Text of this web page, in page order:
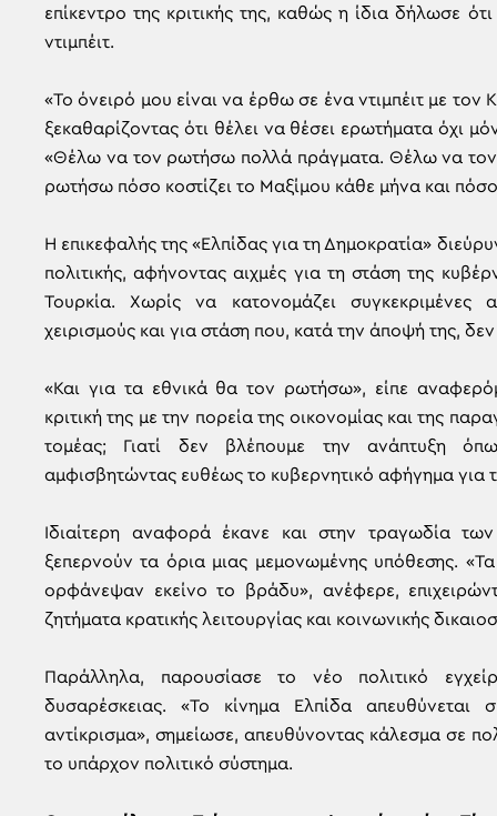
επίκεντρο της κριτικής της, καθώς η ίδια δήλωσε
ντιμπέιτ.
«Το όνειρό μου είναι να έρθω σε ένα ντιμπέιτ με
ξεκαθαρίζοντας ότι θέλει να θέσει ερωτήματα όχι
«Θέλω να τον ρωτήσω πολλά πράγματα. Θέλω να
ρωτήσω πόσο κοστίζει το Μαξίμου κάθε μήνα και πόσο
Η επικεφαλής της «Ελπίδας για τη Δημοκρατία»
πολιτικής, αφήνοντας αιχμές για τη στάση της
Τουρκία. Χωρίς να κατονομάζει
χειρισμούς και για στάση που, κατά την άποψή της,
«Και για τα εθνικά θα τον ρωτήσω», είπε
κριτική της με την πορεία της οικονομίας και της
τομέας; Γιατί δεν βλέπουμε την ανάπτυξη
αμφισβητώντας ευθέως το κυβερνητικό αφήγημα για
Ιδιαίτερη αναφορά έκανε και στην τραγωδία
ξεπερνούν τα όρια μιας μεμονωμένης υπόθεσης.
ορφάνεψαν εκείνο το βράδυ», ανέφερε,
ζητήματα κρατικής λειτουργίας και κοινωνικής
Παράλληλα, παρουσίασε το νέο πολιτικό
δυσαρέσκειας. «Το κίνημα Ελπίδα
αντίκρισμα», σημείωσε, απευθύνοντας κάλεσμα σε
το υπάρχον πολιτικό σύστημα.